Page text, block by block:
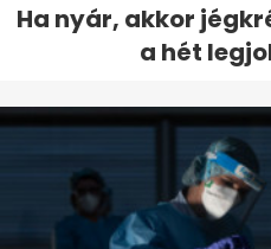
Ha nyár, akkor
a hét